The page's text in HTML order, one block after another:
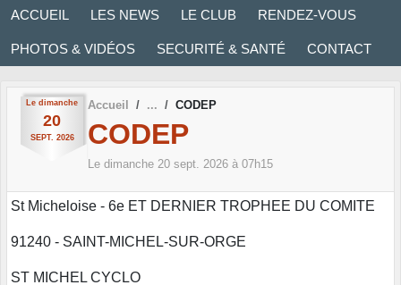
ACCUEIL LES NEWS LE CLUB RENDEZ-VOUS
PHOTOS & VIDÉOS SECURITÉ & SANTÉ CONTACT
Le dimanche
20
SEPT. 2026
Accueil CODEP
CODEP
Le dimanche 20 sept. 2026 à 07h15
St Micheloise - 6e ET DERNIER TROPHEE DU COMITE
91240 - SAINT-MICHEL-SUR-ORGE
ST MICHEL CYCLO